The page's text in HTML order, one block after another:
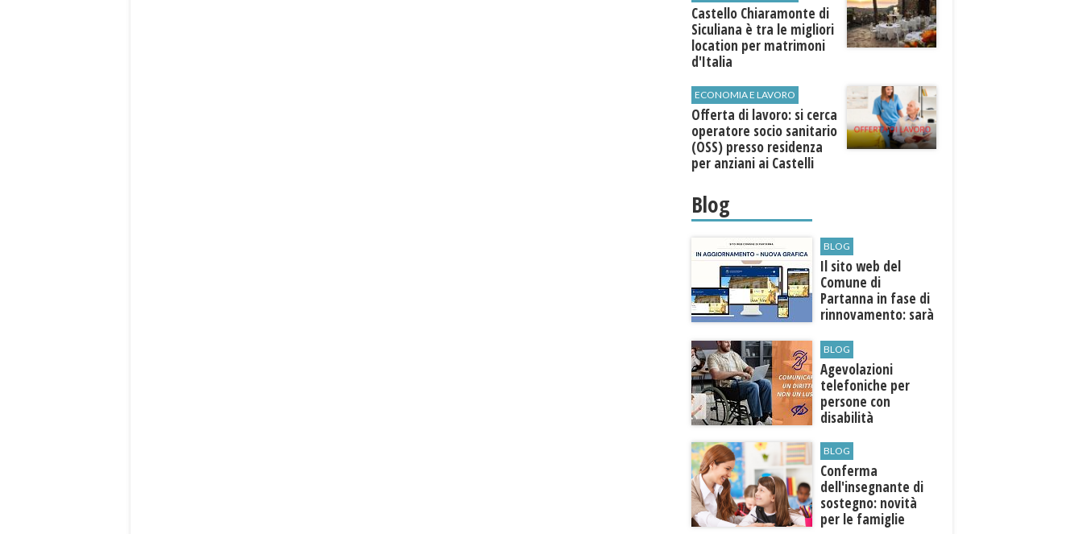
Castello Chiaramonte di
Siculiana è tra le migliori
location per matrimoni
d'Italia
ECONOMIA E LAVORO
Offerta di lavoro: si cerca
operatore socio sanitario
(OSS) presso residenza
per anziani ai Castelli
Blog
BLOG
Il sito web del
Comune di
Partanna in fase di
rinnovamento: sarà
accessibile
BLOG
Agevolazioni
telefoniche per
persone con
disabilità
BLOG
Conferma
dell'insegnante di
sostegno: novità
per le famiglie